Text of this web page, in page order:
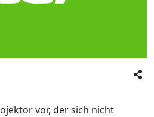
vor, der sich nicht